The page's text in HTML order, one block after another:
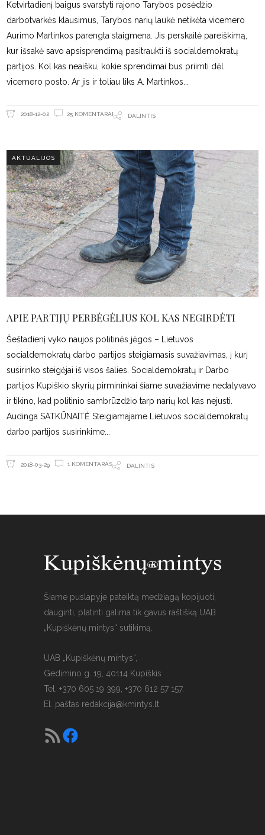
Ketvirtadienį baigus svarstyti rajono Tarybos posėdžio
darbotvarkės klausimus, Tarybos narių laukė netikėta vicemero
Aurimo Martinkos parengta staigmena. Jis perskaitė pareiškimą,
kur išsakė savo apsisprendimą pasitraukti iš socialdemokratų
partijos. Kol kas neaišku, kokie sprendimai bus priimti dėl
vicemero posto. Ar jis ir toliau liks A. Martinkos
2018-12-02 25 KOMENTARAI DALINTIS
AKTUALIJOS
APIE PARTIJŲ PERBĖGĖLIUS KOL KAS NEGIRDĖTI
Šeštadienį vyko naujos politinės jėgos – Lietuvos
socialdemokratų darbo partijos steigiamasis suvažiavimas, į kurį
susirinko steigėjai iš visos šalies. Socialdemokratų ir Darbo
partijos Kupiškio skyrių pirmininkai šiame suvažiavime nedalyvavo
ir tikino, kad politinio sambrūzdžio tarp narių kol kas nejusti.
Audinga SATKŪNAITĖ Steigiamajame Lietuvos socialdemokratų
darbo partijos susirinkime
2018-03-29 1 KOMENTARAS DALINTIS
Šiame puslapyje pateiktą medžiagą kopijuoti,
dauginti, platinti galima tik gavus raštišką UAB
„Kupiškėnų mintys“ sutikimą.
UAB „Kupiškėnų mintys“,
Gedimino g. 19, 40114 Kupiškis
Tel. +370 605 19 399, +370 612 57 157.
El. paštas redakcija@kmintys.lt